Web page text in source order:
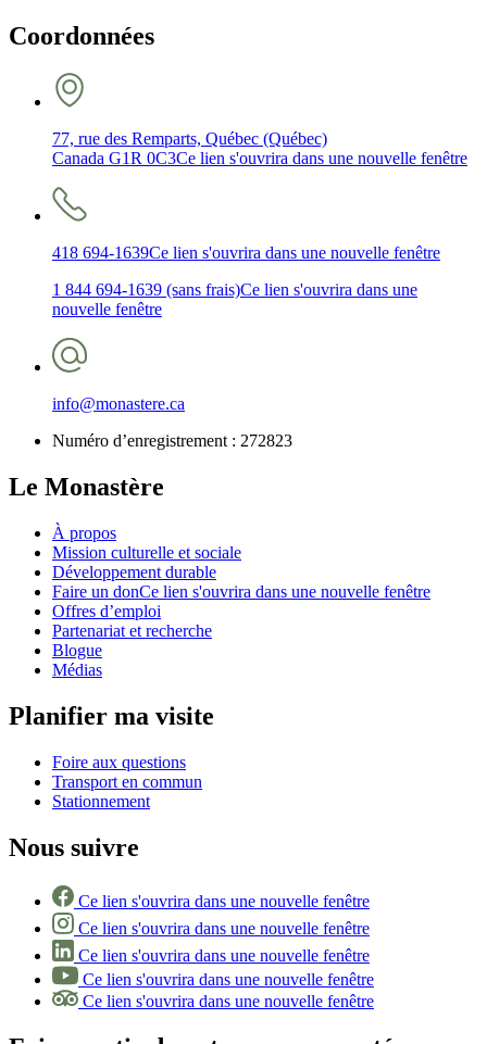
Coordonnées
77, rue des Remparts, Québec (Québec)
Canada G1R 0C3Ce lien s'ouvrira dans une nouvelle fenêtre
418 694-1639Ce lien s'ouvrira dans une nouvelle fenêtre
1 844 694-1639 (sans frais)Ce lien s'ouvrira dans une
nouvelle fenêtre
info@monastere.ca
Numéro d’enregistrement : 272823
Le Monastère
À propos
Mission culturelle et sociale
Développement durable
Faire un donCe lien s'ouvrira dans une nouvelle fenêtre
Offres d’emploi
Partenariat et recherche
Blogue
Médias
Planifier ma visite
Foire aux questions
Transport en commun
Stationnement
Nous suivre
Ce lien s'ouvrira dans une nouvelle fenêtre
Ce lien s'ouvrira dans une nouvelle fenêtre
Ce lien s'ouvrira dans une nouvelle fenêtre
Ce lien s'ouvrira dans une nouvelle fenêtre
Ce lien s'ouvrira dans une nouvelle fenêtre